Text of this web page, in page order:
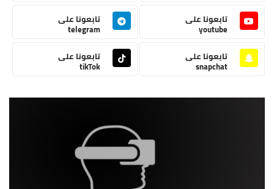
تابعونا على
youtube
تابعونا على
telegram
تابعونا على
snapchat
تابعونا على
tikTok